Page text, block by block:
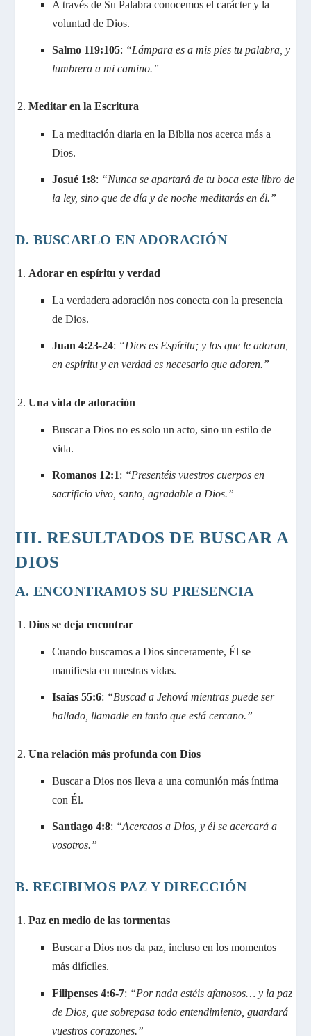
A través de Su Palabra conocemos el carácter y la
voluntad de Dios.
Salmo 119:105: “Lámpara es a mis pies tu palabra, y
lumbrera a mi camino.”
Meditar en la Escritura
La meditación diaria en la Biblia nos acerca más a
Dios.
Josué 1:8: “Nunca se apartará de tu boca este libro de
la ley, sino que de día y de noche meditarás en él.”
D. BUSCARLO EN ADORACIÓN
Adorar en espíritu y verdad
La verdadera adoración nos conecta con la presencia
de Dios.
Juan 4:23-24: “Dios es Espíritu; y los que le adoran,
en espíritu y en verdad es necesario que adoren.”
Una vida de adoración
Buscar a Dios no es solo un acto, sino un estilo de
vida.
Romanos 12:1: “Presentéis vuestros cuerpos en
sacrificio vivo, santo, agradable a Dios.”
III. RESULTADOS DE BUSCAR A
DIOS
A. ENCONTRAMOS SU PRESENCIA
Dios se deja encontrar
Cuando buscamos a Dios sinceramente, Él se
manifiesta en nuestras vidas.
Isaías 55:6: “Buscad a Jehová mientras puede ser
hallado, llamadle en tanto que está cercano.”
Una relación más profunda con Dios
Buscar a Dios nos lleva a una comunión más íntima
con Él.
Santiago 4:8: “Acercaos a Dios, y él se acercará a
vosotros.”
B. RECIBIMOS PAZ Y DIRECCIÓN
Paz en medio de las tormentas
Buscar a Dios nos da paz, incluso en los momentos
más difíciles.
Filipenses 4:6-7: “Por nada estéis afanosos… y la paz
de Dios, que sobrepasa todo entendimiento, guardará
vuestros corazones.”